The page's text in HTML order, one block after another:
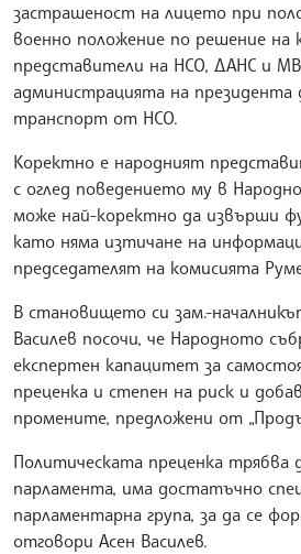
застрашеност на лицето при
военно положение по решение на
представители на НСО, ДАНС и
администрацията на президента
транспорт от НСО.
Коректно е народният
с оглед поведението му в
може най-коректно да извърши
като няма изтичане на
председателят на комисията
В становището си зам.-
Василев посочи, че Народното
експертен капацитет за
преценка и степен на риск и
промените, предложени от
Политическата преценка трябва
парламента, има достатъчно
парламентарна група, за да се
отговори Асен Василев.